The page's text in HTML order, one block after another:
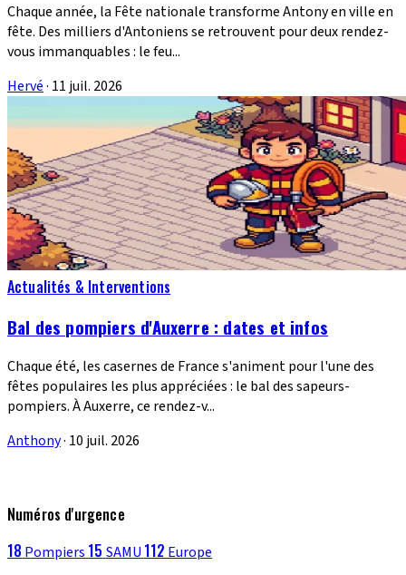
Chaque année, la Fête nationale transforme Antony en ville en
fête. Des milliers d'Antoniens se retrouvent pour deux rendez-
vous immanquables : le feu...
Hervé· 11 juil. 2026
Actualités & Interventions
Bal des pompiers d'Auxerre : dates et infos
Chaque été, les casernes de France s'animent pour l'une des
fêtes populaires les plus appréciées : le bal des sapeurs-
pompiers. À Auxerre, ce rendez-v...
Anthony· 10 juil. 2026
Numéros d'urgence
18 Pompiers 15 SAMU 112 Europe